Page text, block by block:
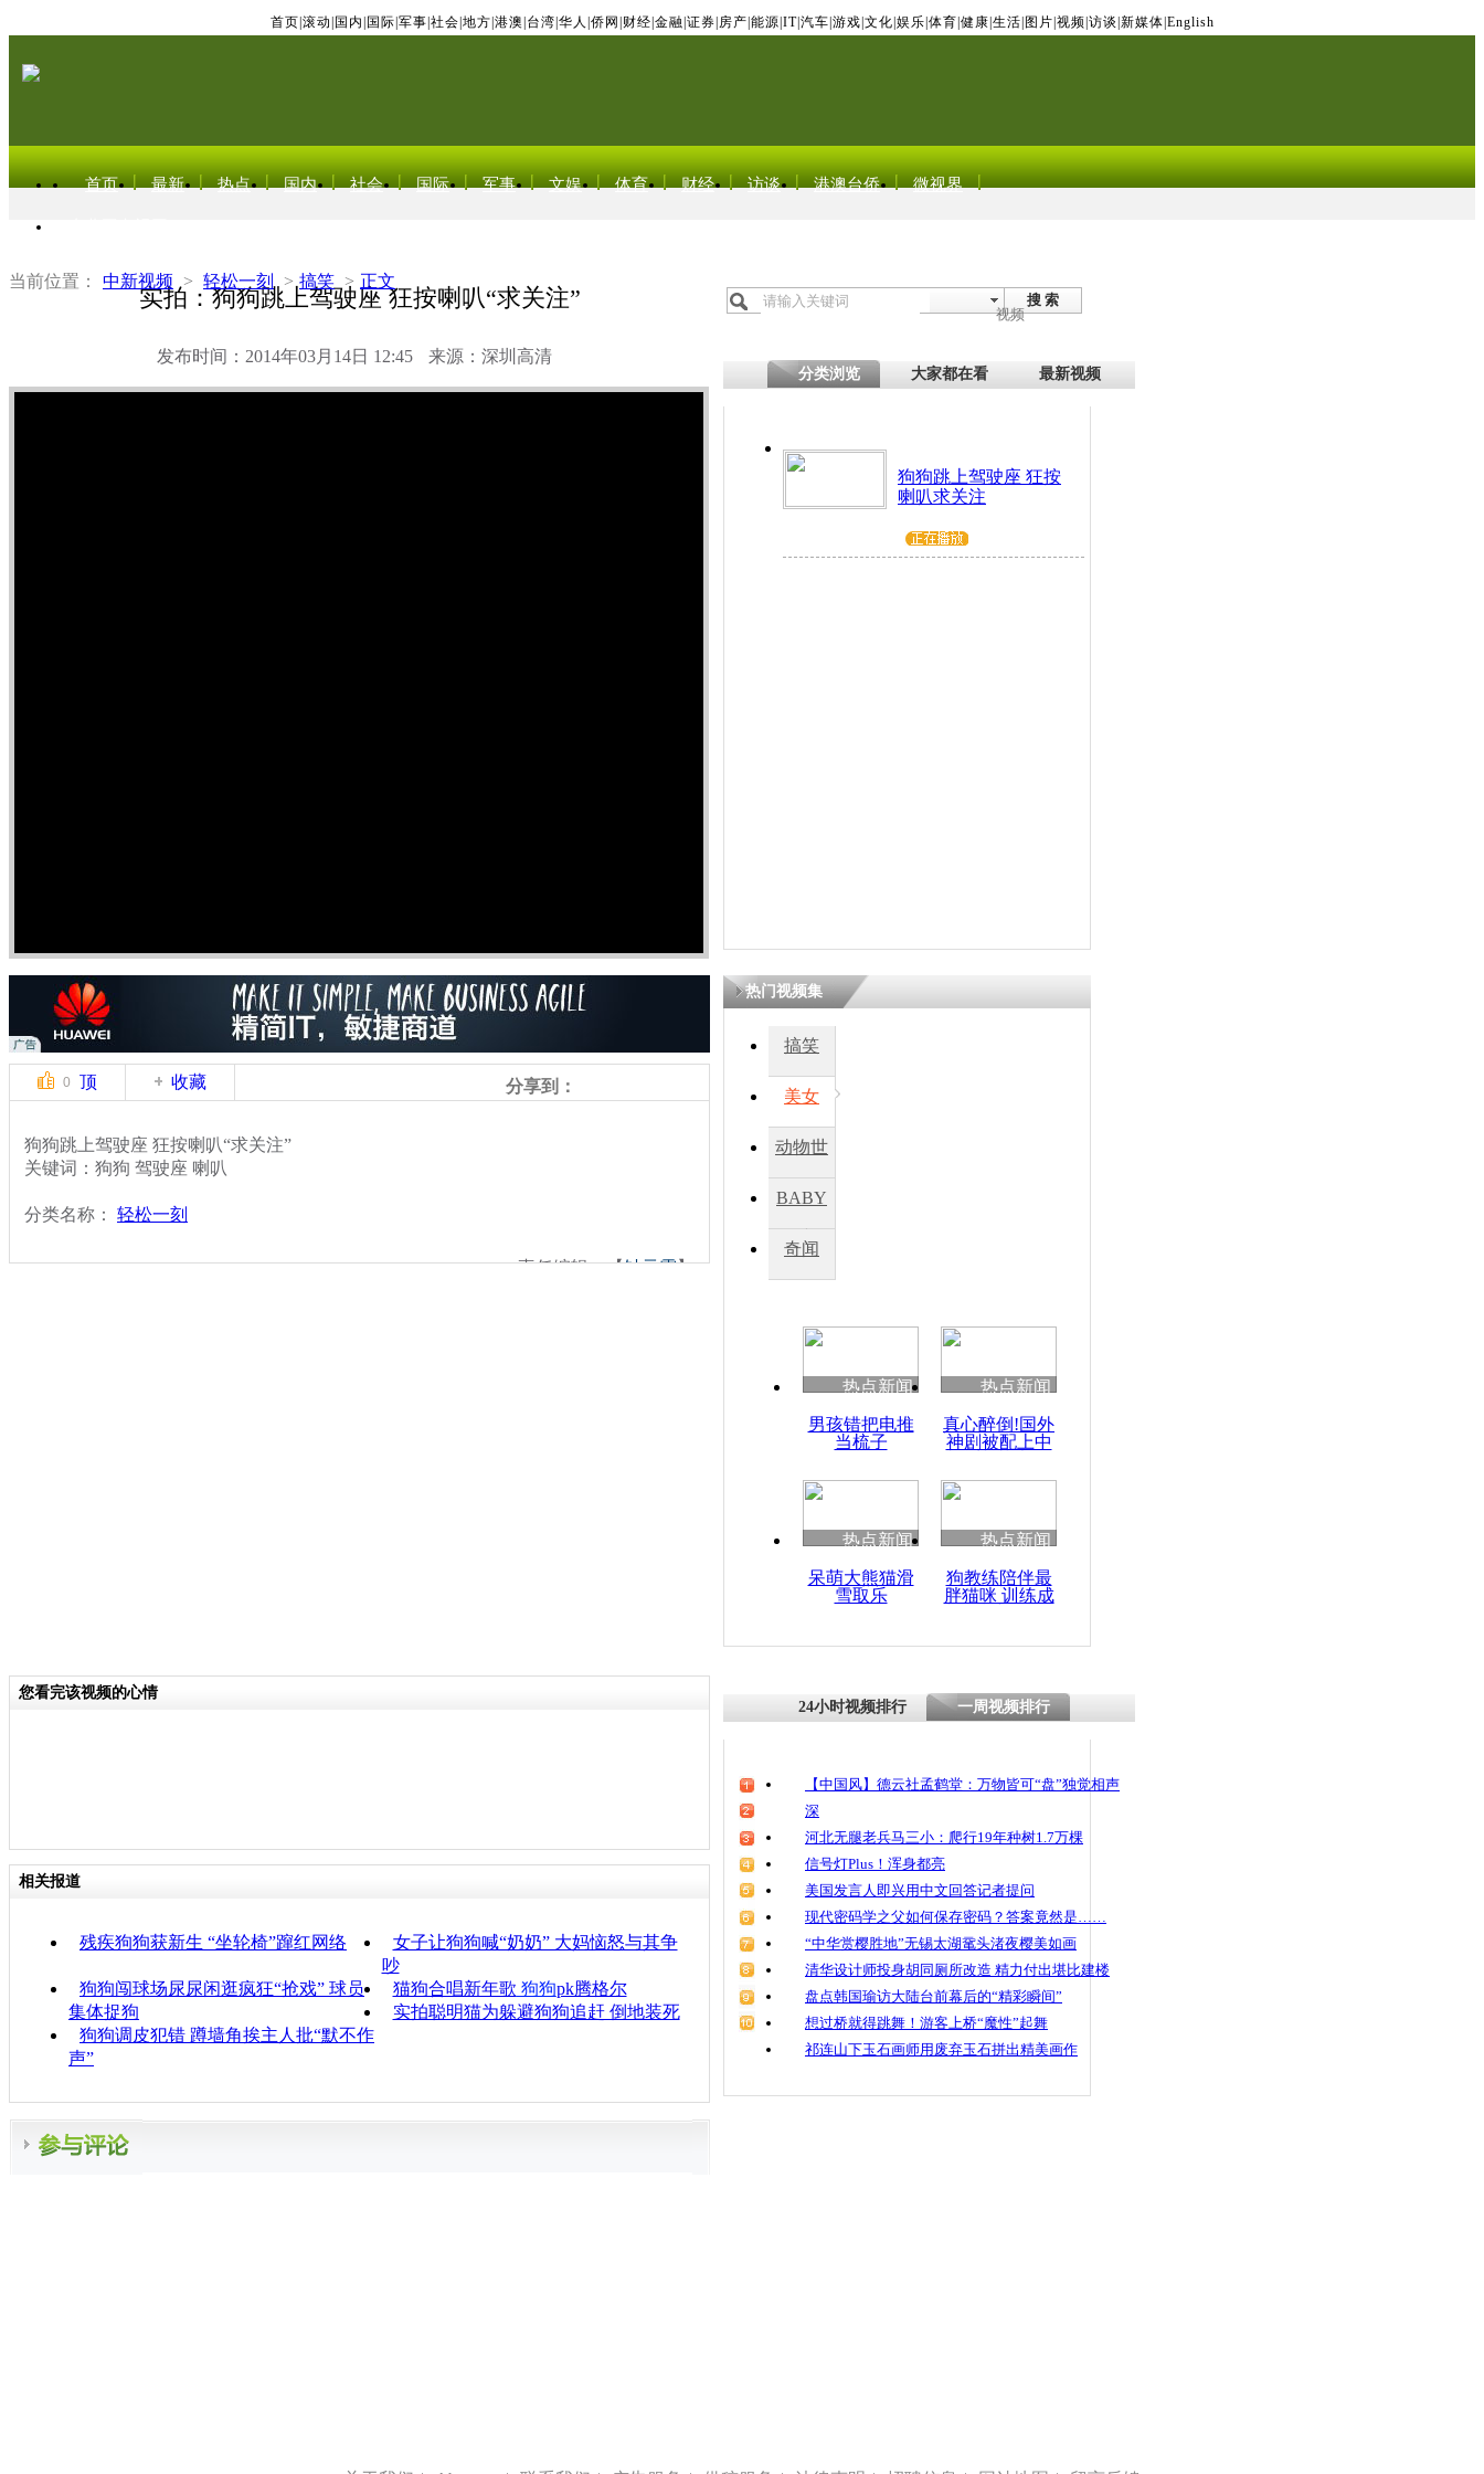
首页 滚动 国内 国际 军事 社会 地方 港澳 台湾 华人 侨网 财经 金融 证券 房产 能源 IT| 汽车 游戏 文化 娱乐 体育 健康 生活 图片 视频 访谈 新媒体 English
首页 最新 热点 国内 社会 国际 军事 文娱 体育 财经 访谈 港澳台侨 微视界
当前位置： 中新视频 > 轻松一刻 > 搞笑 > 正文
实拍：狗狗跳上驾驶座 狂按喇叭“求关注”
发布时间：2014年03月14日 12:45 来源：深圳高清
搜 索
视频
分类浏览 大家都在看 最新视频
狗狗跳上驾驶座 狂按
喇叭求关注
0 顶 收藏 分享到：
狗狗跳上驾驶座 狂按喇叭“求关注”
关键词：狗狗 驾驶座 喇叭
分类名称： 轻松一刻
责任编辑：【钟元霞】
热门视频集
搞笑
美女
动物世
BABY
秀
奇闻
热点新闻
男孩错把电推
当梳子
热点新闻
真心醉倒!国外
神剧被配上中
热点新闻
呆萌大熊猫滑
雪取乐
热点新闻
狗教练陪伴最
胖猫咪 训练成
您看完该视频的心情
相关报道
残疾狗狗获新生 “坐轮椅”蹿红网络
女子让狗狗喊“奶奶” 大妈恼怒与其争
吵
狗狗闯球场尿尿闲逛疯狂“抢戏” 球员
集体捉狗
猫狗合唱新年歌 狗狗pk腾格尔
实拍聪明猫为躲避狗狗追赶 倒地装死
狗狗调皮犯错 蹲墙角挨主人批“默不作
声”
24小时视频排行 一周视频排行
【中国风】德云社孟鹤堂：万物皆可“盘”独觉相声
深
河北无腿老兵马三小：爬行19年种树1.7万棵
信号灯Plus！浑身都亮
美国发言人即兴用中文回答记者提问
现代密码学之父如何保存密码？答案竟然是……
“中华赏樱胜地”无锡太湖鼋头渚夜樱美如画
清华设计师投身胡同厕所改造 精力付出堪比建楼
盘点韩国瑜访大陆台前幕后的“精彩瞬间”
想过桥就得跳舞！游客上桥“魔性”起舞
祁连山下玉石画师用废弃玉石拼出精美画作